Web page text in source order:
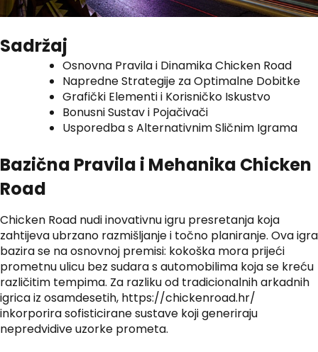
Sadržaj
Osnovna Pravila i Dinamika Chicken Road
Napredne Strategije za Optimalne Dobitke
Grafički Elementi i Korisničko Iskustvo
Bonusni Sustav i Pojačivači
Usporedba s Alternativnim Sličnim Igrama
Bazična Pravila i Mehanika Chicken
Road
Chicken Road nudi inovativnu igru presretanja koja
zahtijeva ubrzano razmišljanje i točno planiranje. Ova igra
bazira se na osnovnoj premisi: kokoška mora prijeći
prometnu ulicu bez sudara s automobilima koja se kreću
različitim tempima. Za razliku od tradicionalnih arkadnih
igrica iz osamdesetih, https://chickenroad.hr/
inkorporira sofisticirane sustave koji generiraju
nepredvidive uzorke prometa.